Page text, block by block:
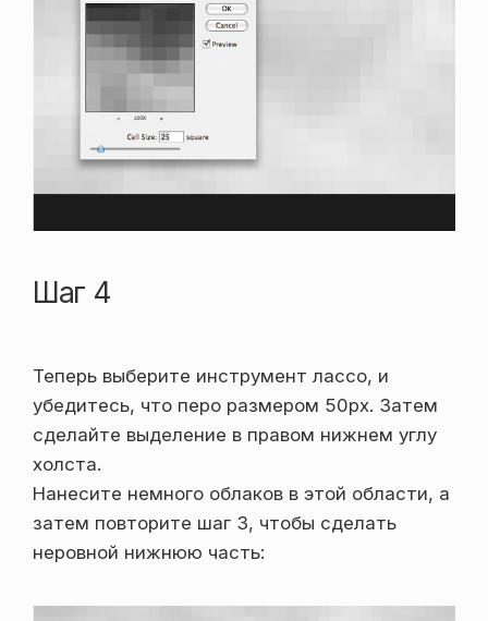
Шаг 4
Теперь выберите инструмент лассо, и
убедитесь, что перо размером 50px. Затем
сделайте выделение в правом нижнем углу
холста.
Нанесите немного облаков в этой области, а
затем повторите шаг 3, чтобы сделать
неровной нижнюю часть: